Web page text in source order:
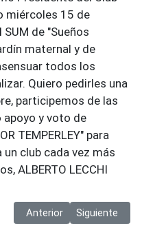
miércoles 15 de
de "Sueños
maternal y de
todos los
Quiero pedirles una
participemos de las
y voto de
TEMPERLEY" para
club cada vez más
ALBERTO LECCHI
Artículo anterior:
Anterior Artículo
Siguiente